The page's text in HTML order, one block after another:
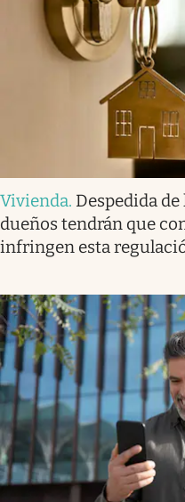
Vivienda. Despedida
dueños tendrán que
infringen esta